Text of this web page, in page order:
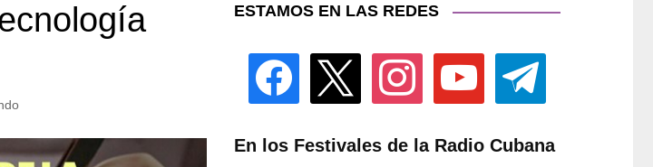
ESTAMOS EN LAS REDES
facebook instagram youtube telegram
En los Festivales de la Radio Cubana